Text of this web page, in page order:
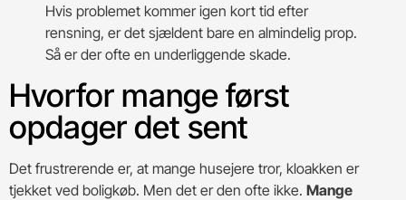
Hvis problemet kommer igen kort tid efter
rensning, er det sjældent bare en almindelig prop.
Så er der ofte en underliggende skade.
Hvorfor mange først
opdager det sent
Det frustrerende er, at mange husejere tror, kloakken er
tjekket ved boligkøb. Men det er den ofte ikke. Mange